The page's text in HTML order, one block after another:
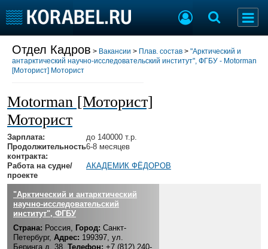
Разместить Резюме
Добавить Вакансию
Судостроение
Пульс
Новости
Компании
Репутация
Работа
Крюинг
Журнал
Реклама
Торговая площадка
Продажа флота
Изделия
Материалы
Услуги
Отдел Кадров > Вакансии > Плав. состав > "Арктический и
антарктический научно-исследовательский институт", ФГБУ - Motorman
[Моторист] Моторист
Motorman [Моторист]
Моторист
Зарплата:
до 140000 т.р.
Продолжительность
контракта:
6-8 месяцев
Работа на судне/
проекте
АКАДЕМИК ФЁДОРОВ
"Арктический и антарктический
научно-исследовательский
институт", ФГБУ
Страна: Россия, Город: Санкт-
Петербург, Адрес: 199397, ул.
Беринга д. 38, Телефон: +7 (812) 240-